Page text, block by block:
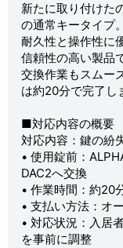
新たに取り付けた
の通常キータイプ。
耐久性と操作性に
信頼性の高い製品
交換作業もスムー
は約20分で完了し
■対応内容の概要
対応内容：鍵の紛
• 使用錠前：
DAC2へ交換
• 作業時間：約20
• 支払い方法：オ
• 対応状況：入居
を事前に調整